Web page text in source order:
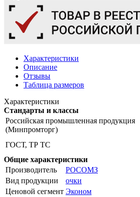
Характеристики
Описание
Отзывы
Таблица размеров
Характеристики
Стандарты и классы
Российская промышленная продукция
(Минпромторг)
ГОСТ, ТР ТС
Общие характеристики
Производитель
РОСОМЗ
Вид продукции
очки
Ценовой сегмент Эконом